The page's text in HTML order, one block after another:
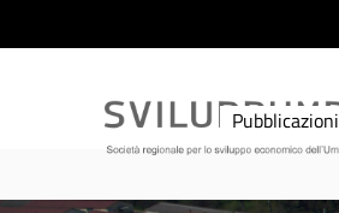
Pubblicazioni